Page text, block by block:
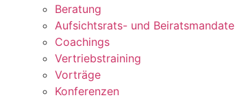
Beratung
Aufsichtsrats- und Beiratsmandate
Coachings
Vertriebstraining
Vorträge
Konferenzen